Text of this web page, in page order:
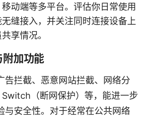
动端等多平台。评估你日常使用
缝接入，并关注同时连接设备上
享情况。
附加功能
告拦截、恶意网站拦截、网络分
（断网保护）等，能进一步
与安全性。对于经常在公共网络